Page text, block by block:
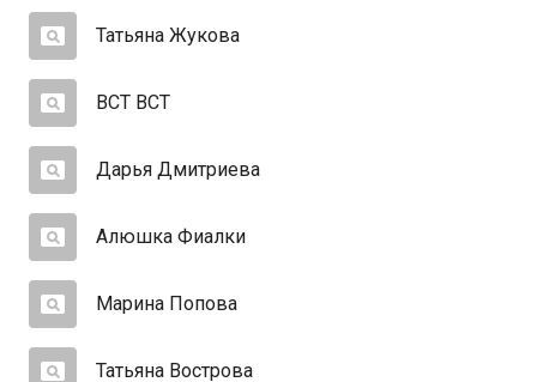
Татьяна Жукова
ВСТ ВСТ
Дарья Дмитриева
Алюшка Фиалки
Марина Попова
Татьяна Вострова